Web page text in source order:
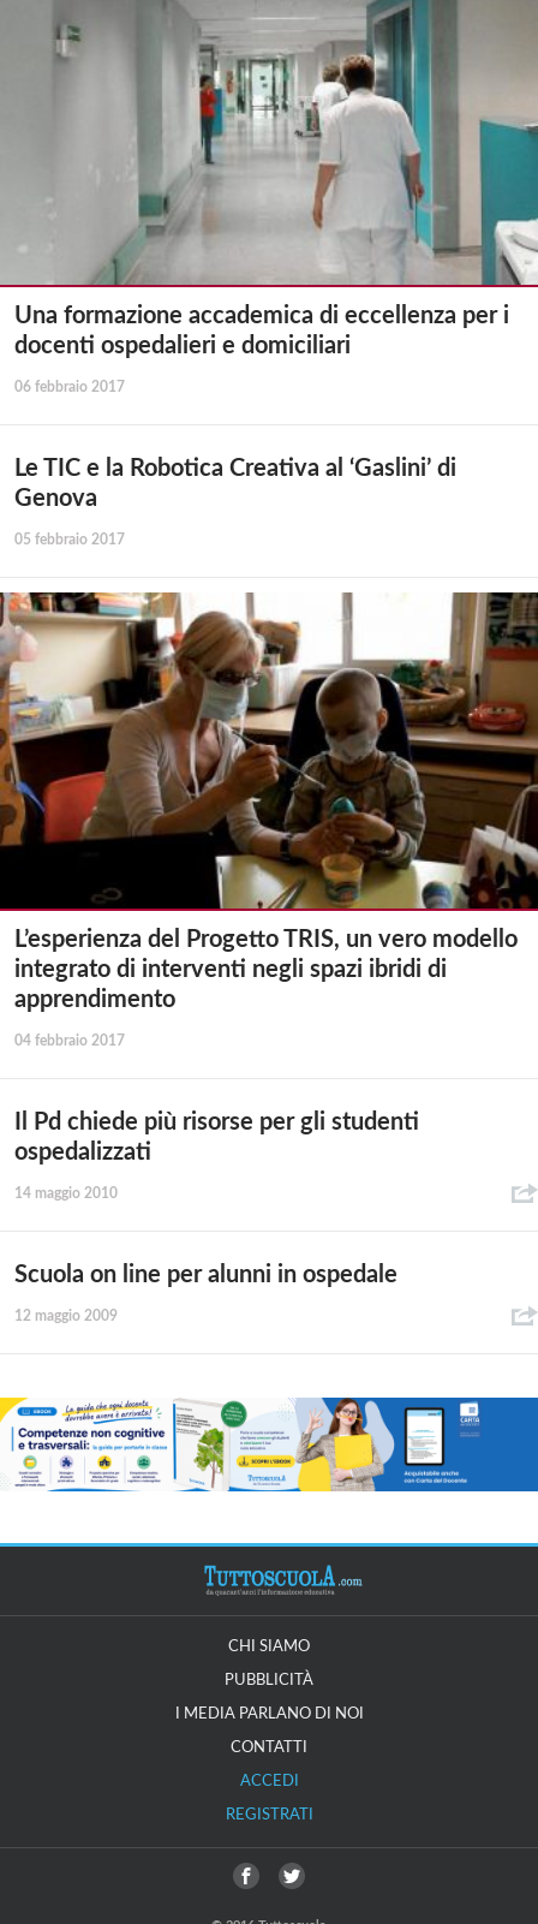
Una formazione accademica di eccellenza per i
docenti ospedalieri e domiciliari
06 febbraio 2017
Le TIC e la Robotica Creativa al ‘Gaslini’ di
Genova
05 febbraio 2017
L’esperienza del Progetto TRIS, un vero modello
integrato di interventi negli spazi ibridi di
apprendimento
04 febbraio 2017
Il Pd chiede più risorse per gli studenti
ospedalizzati
14 maggio 2010
Scuola on line per alunni in ospedale
12 maggio 2009
CHI SIAMO
PUBBLICITÀ
I MEDIA PARLANO DI NOI
CONTATTI
ACCEDI
REGISTRATI